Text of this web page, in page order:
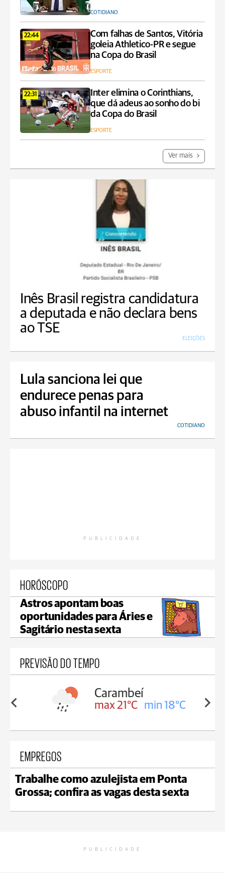
COTIDIANO
22:44
Com falhas de Santos, Vitória
goleia Athletico-PR e segue
na Copa do Brasil
ESPORTE
22:31
Inter elimina o Corinthians,
que dá adeus ao sonho do bi
da Copa do Brasil
ESPORTE
Ver mais
Inês Brasil registra candidatura
a deputada e não declara bens
ao TSE
ELEIÇÕES
Lula sanciona lei que
endurece penas para
abuso infantil na internet
COTIDIANO
PUBLICIDADE
HORÓSCOPO
Astros apontam boas
oportunidades para Áries e
Sagitário nesta sexta
PREVISÃO DO TEMPO
18°C
Carambeí
max 21°C min 18°C
EMPREGOS
Trabalhe como azulejista em Ponta
Grossa; confira as vagas desta sexta
PUBLICIDADE